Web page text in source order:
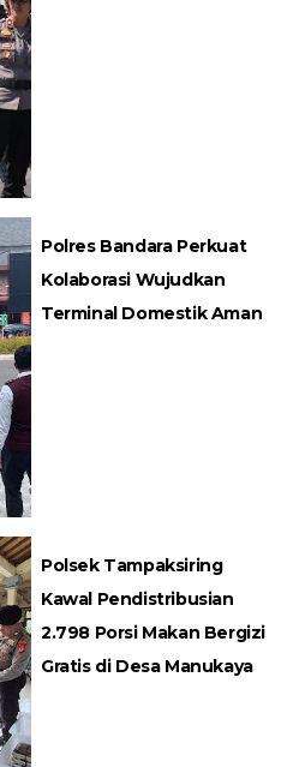
Polres Bandara Perkuat
Kolaborasi Wujudkan
Terminal Domestik Aman
Polsek Tampaksiring
Kawal Pendistribusian
2.798 Porsi Makan Bergizi
Gratis di Desa Manukaya